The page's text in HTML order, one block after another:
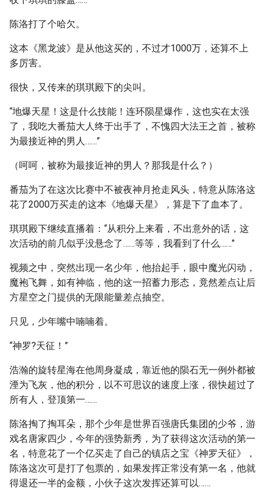
陈洛打了个哈欠。
这本《黑龙波》是从他这买的，不过才1000万，还算不上
多厉害。
很快，又传来的琪琪殿下的尖叫。
“地爆天星！这是什么技能！连环陨星爆作，这也实在太强
了，我吃大番茄大人终于出手了，不愧四大法王之首，被称
为最接近神的男人……”
（呵呵，被称为最接近神的男人？那我是什么？）
番茄为了在这次比赛中不被夜神月抢走风头，特意从陈洛这
花了2000万买走的这本《地爆天星》，算是下了血本了。
琪琪殿下继续直播着：“从积分上来看，不出意外的话，这
次活动的前几似乎没悬念了……等等，我看到了什么……”
视频之中，突然出现一名少年，他抬起手，眼中魔光闪动，
魔袍飞舞，如有神临，他的这一招蓄力形态，竟然差点让后
方星空之门提供的无限能量差点抽空。
只见，少年嘴中喃喃着。
“神罗?天征！”
浩瀚的旋转星海在他周身凝成，靠近他的陨石无一例外都被
湮为飞灰，他的积分，以不可思议的速度上涨，很快超过了
所有人，登顶第一……
陈洛掏了掏耳朵，那个少年是世界百强唐氏集团的少爷，游
戏名唐家四少，今年的强势新秀，为了获得这次活动的第一
名，特意花了一个亿买走了自己的镇店之宝《神罗天征》，
陈洛这次可是打了包票的，如果发挥正常没有第一名，他就
得退还一半的金额，小伙子这次发挥还算可以……